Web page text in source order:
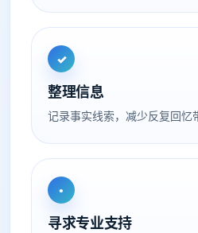
✓
整理信息
记录事实线索，减少反复回忆
•
寻求专业支持